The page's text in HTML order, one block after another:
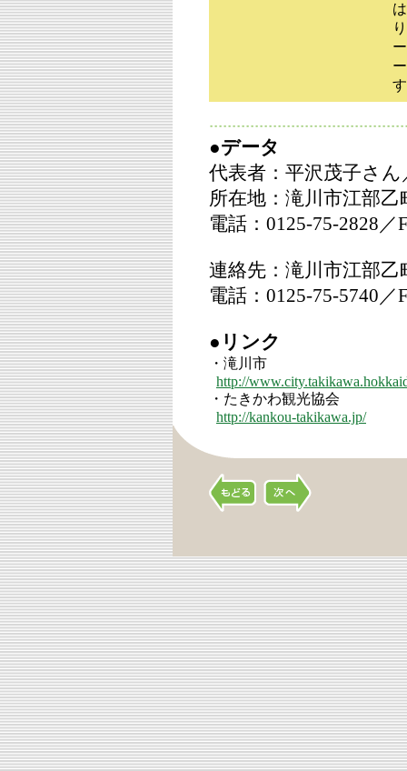
●データ
代表者：平沢茂子さん
所在地：滝川市江部乙
電話：0125-75-2828／
連絡先：滝川市江部乙
電話：0125-75-5740／
●リンク
・滝川市
http://
・たきかわ観光協会
http://kankou-takikawa.jp/